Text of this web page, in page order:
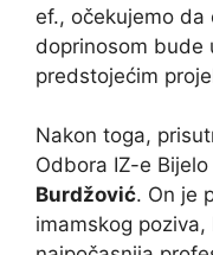
ef., očekujemo
doprinosom bude
predstojećim
Nakon toga,
Odbora IZ-e Bijelo
Burdžović. On je
imamskog